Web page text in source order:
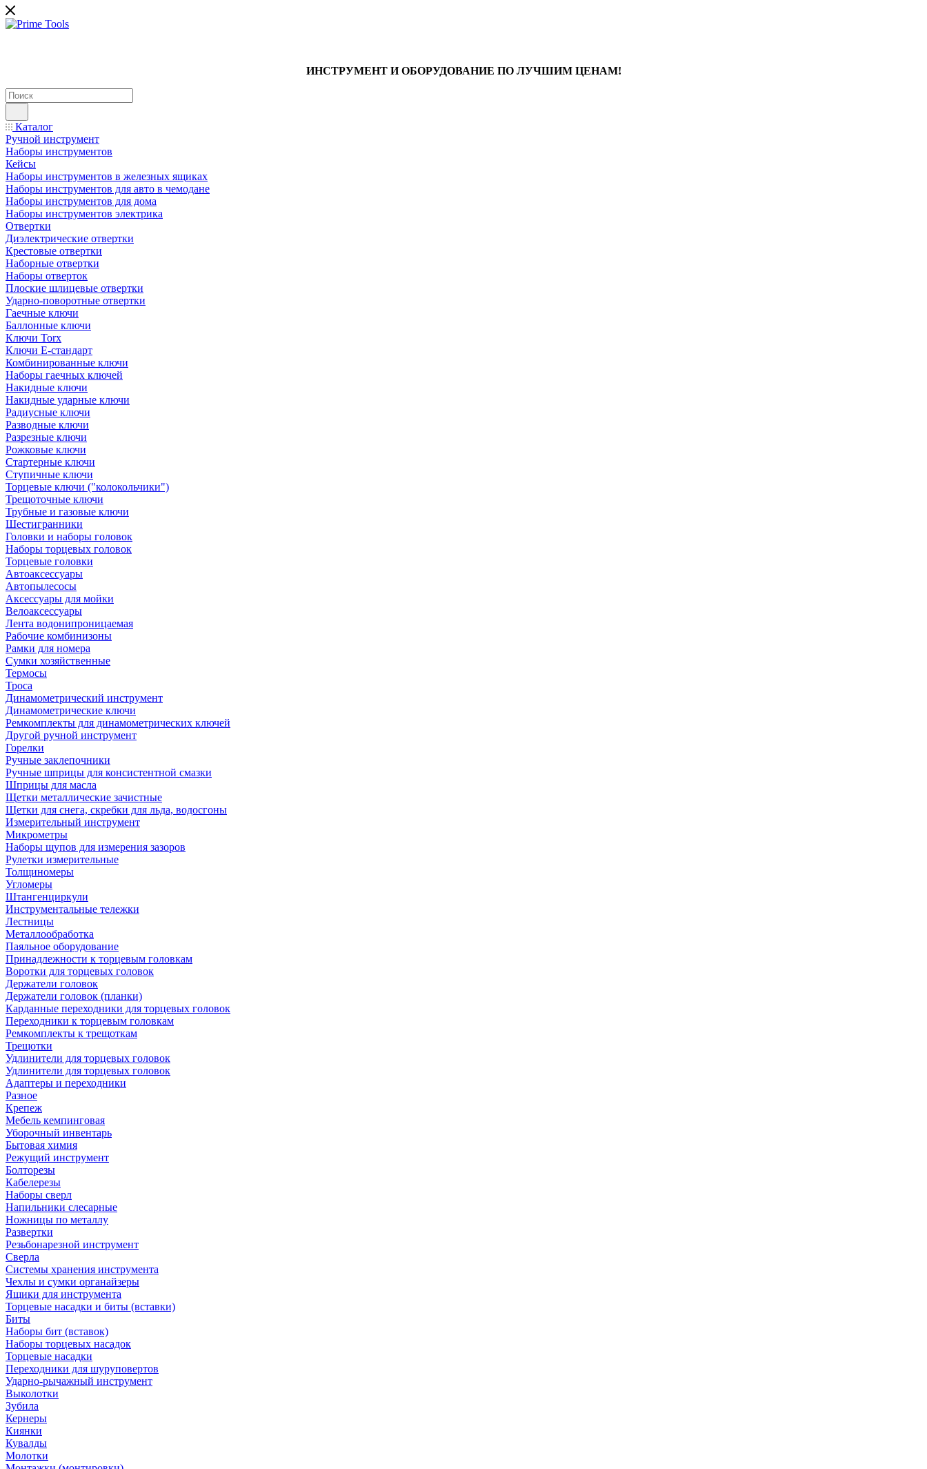
ИНСТРУМЕНТ И ОБОРУДОВАНИЕ ПО ЛУЧШИМ ЦЕНАМ!
Каталог
Ручной инструмент
Наборы инструментов
Кейсы
Наборы инструментов в железных ящиках
Наборы инструментов для авто в чемодане
Наборы инструментов для дома
Наборы инструментов электрика
Отвертки
Диэлектрические отвертки
Крестовые отвертки
Наборные отвертки
Наборы отверток
Плоские шлицевые отвертки
Ударно-поворотные отвертки
Гаечные ключи
Баллонные ключи
Ключи Torx
Ключи Е-стандарт
Комбинированные ключи
Наборы гаечных ключей
Накидные ключи
Накидные ударные ключи
Радиусные ключи
Разводные ключи
Разрезные ключи
Рожковые ключи
Стартерные ключи
Ступичные ключи
Торцевые ключи ("колокольчики")
Трещоточные ключи
Трубные и газовые ключи
Шестигранники
Головки и наборы головок
Наборы торцевых головок
Торцевые головки
Автоаксессуары
Автопылесосы
Аксессуары для мойки
Велоаксессуары
Лента водонипроницаемая
Рабочие комбинизоны
Рамки для номера
Сумки хозяйственные
Термосы
Троса
Динамометрический инструмент
Динамометрические ключи
Ремкомплекты для динамометрических ключей
Другой ручной инструмент
Горелки
Ручные заклепочники
Ручные шприцы для консистентной смазки
Шприцы для масла
Щетки металлические зачистные
Щетки для снега, скребки для льда, водосгоны
Измерительный инструмент
Микрометры
Наборы щупов для измерения зазоров
Рулетки измерительные
Толщиномеры
Угломеры
Штангенциркули
Инструментальные тележки
Лестницы
Металлообработка
Паяльное оборудование
Принадлежности к торцевым головкам
Воротки для торцевых головок
Держатели головок
Держатели головок (планки)
Карданные переходники для торцевых головок
Переходники к торцевым головкам
Ремкомплекты к трещоткам
Трещотки
Удлинители для торцевых головок
Удлинители для торцевых головок
Адаптеры и переходники
Разное
Крепеж
Мебель кемпинговая
Уборочный инвентарь
Бытовая химия
Режущий инструмент
Болторезы
Кабелерезы
Наборы сверл
Напильники слесарные
Ножницы по металлу
Развертки
Резьбонарезной инструмент
Сверла
Системы хранения инструмента
Чехлы и сумки органайзеры
Ящики для инструмента
Торцевые насадки и биты (вставки)
Биты
Наборы бит (вставок)
Наборы торцевых насадок
Торцевые насадки
Переходники для шуруповертов
Ударно-рычажный инструмент
Выколотки
Зубила
Кернеры
Киянки
Кувалды
Молотки